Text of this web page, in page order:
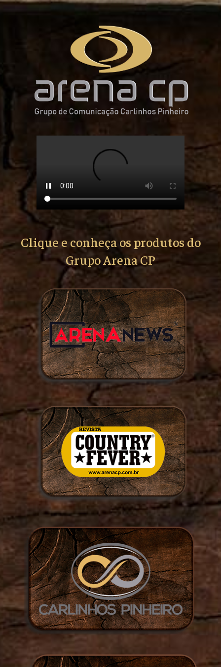
Clique e conheça os produtos do
Grupo Arena CP